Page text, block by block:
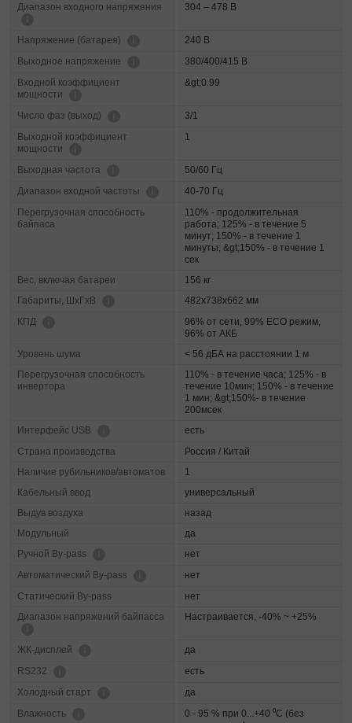
Диапазон входного напряжения
304 – 478 В
Напряжение (батарея)
240 В
Выходное напряжение
380/400/415 В
Входной коэффициент
мощности
&gt;0.99
Число фаз (выход)
3/1
Выходной коэффициент
мощности
1
Выходная частота
50/60 Гц
Диапазон входной частоты
40-70 Гц
Перегрузочная способность
байпаса
110% - продолжительная
работа; 125% - в течение 5
минут; 150% - в течение 1
минуты; &gt;150% - в течение 1
сек
Вес, включая батареи
156 кг
Габариты, ШхГхВ
482х738х662 мм
КПД
96% от сети, 99% ECO режим,
96% от АКБ
Уровень шума
< 56 дБА на расстоянии 1 м
Перегрузочная способность
инвертора
110% - в течение часа; 125% - в
течение 10мин; 150% - в течение
1 мин; &gt;150%- в течение
200мсек
Интерфейс USB
есть
Страна производства
Россия / Китай
Наличие рубильников/автоматов
1
Кабельный ввод
универсальный
Выдув воздуха
назад
Модульный
да
Ручной By-pass
нет
Автоматический By-pass
нет
Статический By-pass
нет
Диапазон напряжений байпасса
Настраивается, -40% ~ +25%
ЖК-дисплей
да
RS232
есть
Холодный старт
да
Влажность
0 - 95 % при 0...+40 ⁰С (без